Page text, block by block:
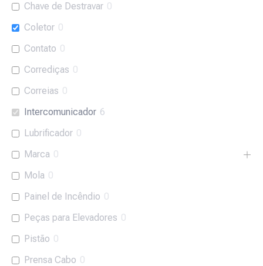
Chave de Destravar 0
Coletor 0
Contato 0
Corrediças 0
Correias 0
Intercomunicador 6
Lubrificador 0
Marca 0
Mola 0
Painel de Incêndio 0
Peças para Elevadores 0
Pistão 0
Prensa Cabo 0